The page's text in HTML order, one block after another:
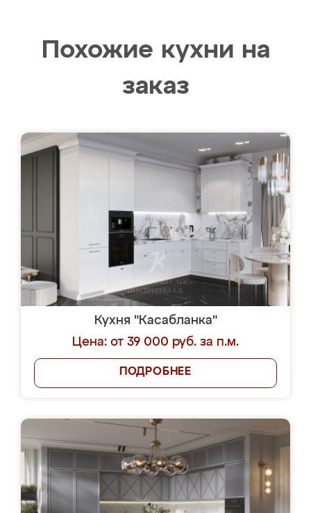
Похожие кухни на
заказ
Кухня "Касабланка"
Цена: от 39 000 руб. за п.м.
ПОДРОБНЕЕ